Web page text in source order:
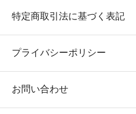
特定商取引法に基づく表記
プライバシーポリシー
お問い合わせ